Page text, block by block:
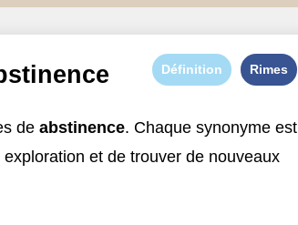
Définition Rimes
de abstinence. Chaque synonyme est
et de trouver de nouveaux